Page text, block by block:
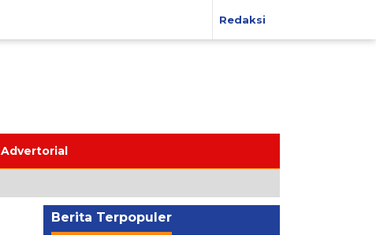
Redaksi
Advertorial
Berita Terpopuler